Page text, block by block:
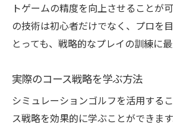
トゲームの精度を向上させることが
の技術は初心者だけでなく、プロを
とっても、戦略的なプレイの訓練に最
実際のコース戦略を学ぶ方法
シミュレーションゴルフを活用する
ス戦略を効果的に学ぶことができま